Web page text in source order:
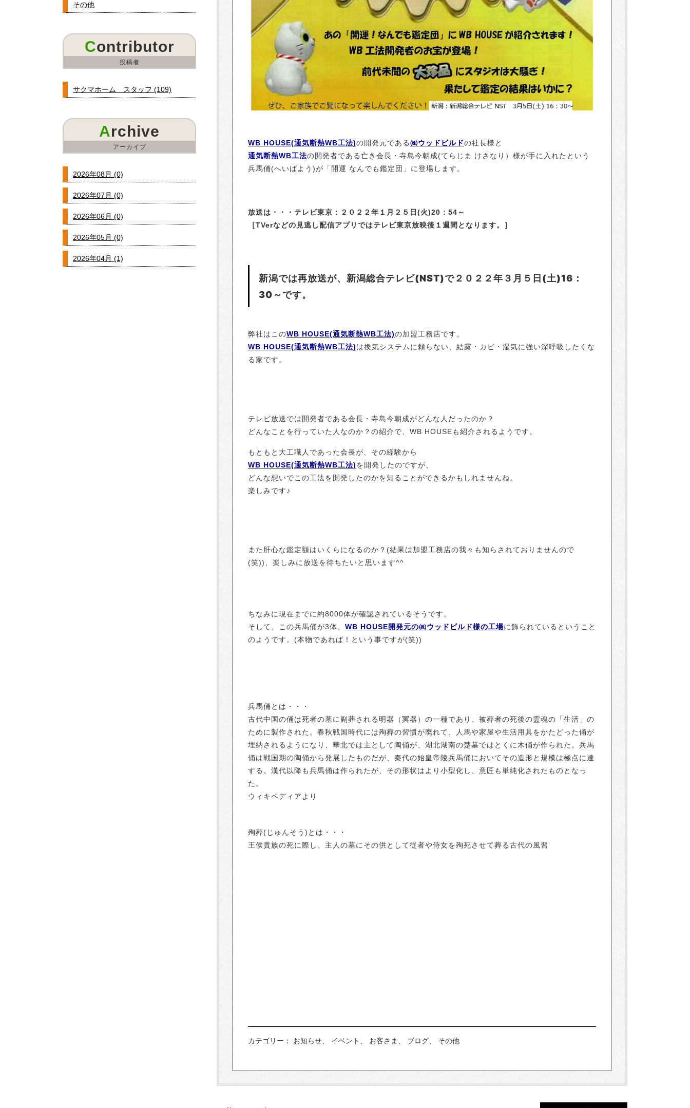
WB HOUSE(通気断熱WB工法)の開発元である㈱ウッドビルドの社長様と
通気断熱WB工法の開発者である亡き会長・寺島今朝成(てらじま けさなり）様が手に入れたという
兵馬俑(へいばよう)が「開運 なんでも鑑定団」に登場します。
放送は・・・テレビ東京：２０２２年１月２５日(火)20：54～
［TVerなどの見逃し配信アプリではテレビ東京放映後１週間となります。］
新潟では再放送が、新潟総合テレビ(NST)で２０２２年３月５日(土)16：
30～です。
弊社はこのWB HOUSE(通気断熱WB工法)の加盟工務店です。
WB HOUSE(通気断熱WB工法)は換気システムに頼らない、結露・カビ・湿気に強い深呼吸したくな
る家です。
テレビ放送では開発者である会長・寺島今朝成がどんな人だったのか？
どんなことを行っていた人なのか？の紹介で、WB HOUSEも紹介されるようです。
もともと大工職人であった会長が、その経験から
WB HOUSE(通気断熱WB工法)を開発したのですが、
どんな想いでこの工法を開発したのかを知ることができるかもしれませんね。
楽しみです♪
また肝心な鑑定額はいくらになるのか？(結果は加盟工務店の我々も知らされておりませんので
(笑))、楽しみに放送を待ちたいと思います^^
ちなみに現在までに約8000体が確認されているそうです。
そして、この兵馬俑が3体、 WB HOUSE開発元の㈱ウッドビルド様の工場に飾られているということ
のようです。(本物であれば！という事ですが(笑))
兵馬俑とは・・・
古代中国の俑は死者の墓に副葬される明器（冥器）の一種であり、被葬者の死後の霊魂の「生活」の
ために製作された。春秋戦国時代には殉葬の習慣が廃れて、人馬や家屋や生活用具をかたどった俑が
埋納されるようになり、華北では主として陶俑が、湖北湖南の楚墓ではとくに木俑が作られた。兵馬
俑は戦国期の陶俑から発展したものだが、秦代の始皇帝陵兵馬俑においてその造形と規模は極点に達
する。漢代以降も兵馬俑は作られたが、その形状はより小型化し、意匠も単純化されたものとなっ
た。
ウィキペディアより
殉葬(じゅんそう)とは・・・
王侯貴族の死に際し、主人の墓にその供として従者や侍女を殉死させて葬る古代の風習
カテゴリー： お知らせ、 イベント、 お客さま、 ブログ、 その他
その他
Contributor
投稿者
サクマホーム スタッフ (109)
Archive
アーカイブ
2026年08月 (0)
2026年07月 (0)
2026年06月 (0)
2026年05月 (0)
2026年04月 (1)